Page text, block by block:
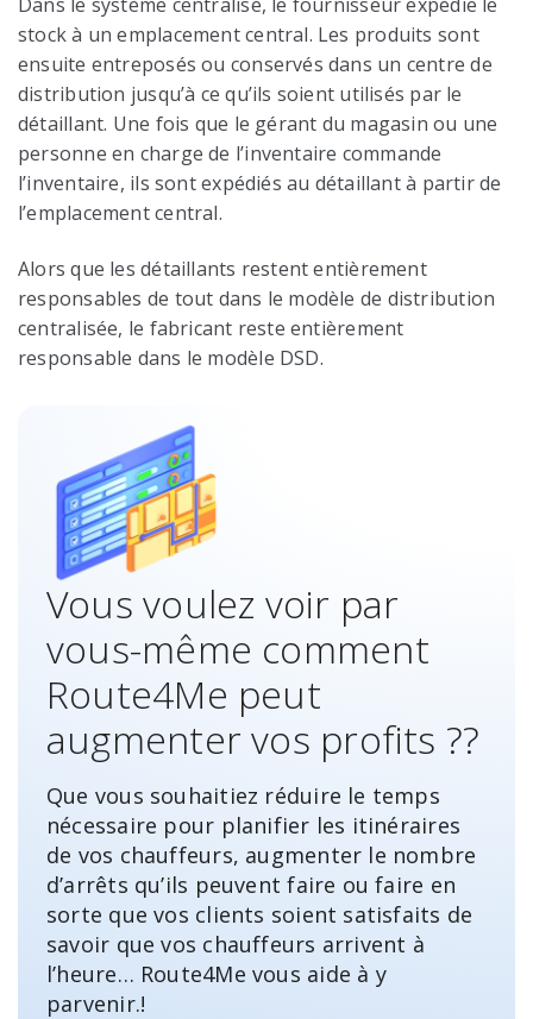
stock à un emplacement central. Les produits sont
ensuite entreposés ou conservés dans un centre de
distribution jusqu’à ce qu’ils soient utilisés par le
détaillant. Une fois que le gérant du magasin ou une
personne en charge de l’inventaire commande
l’inventaire, ils sont expédiés au détaillant à partir de
l’emplacement central.
Alors que les détaillants restent entièrement
responsables de tout dans le modèle de distribution
centralisée, le fabricant reste entièrement
responsable dans le modèle DSD.
Vous voulez voir par
vous-même comment
Route4Me peut
augmenter vos profits ??
Que vous souhaitiez réduire le temps
nécessaire pour planifier les itinéraires
de vos chauffeurs, augmenter le nombre
d’arrêts qu’ils peuvent faire ou faire en
sorte que vos clients soient satisfaits de
savoir que vos chauffeurs arrivent à
l’heure… Route4Me vous aide à y
parvenir.!